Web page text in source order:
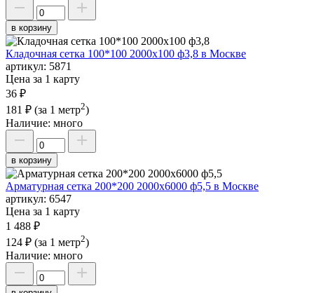
в корзину
Кладочная сетка 100*100 2000х100 ф3,8 в Москве
артикул: 5871
Цена за 1 карту
36 ₽
181 ₽ (за 1 метр2)
Наличие: много
в корзину
Арматурная сетка 200*200 2000х6000 ф5,5 в Москве
артикул: 6547
Цена за 1 карту
1 488 ₽
124 ₽ (за 1 метр2)
Наличие: много